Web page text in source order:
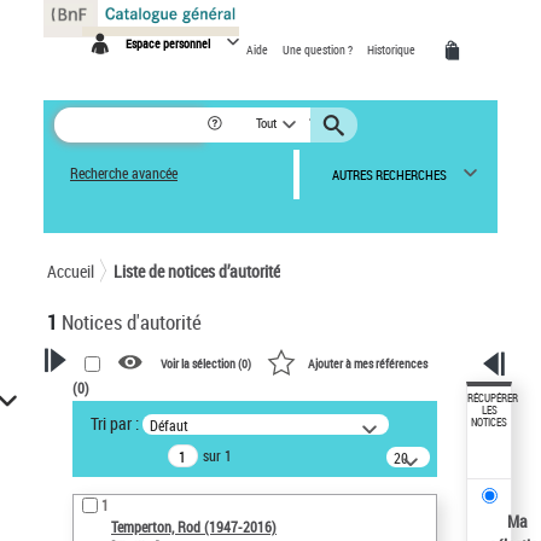
Espace personnel Aide Une question ? Historique
Tout
Recherche avancée AUTRES RECHERCHES
Accueil Liste de notices d’autorité
1 Notices d'autorité
VOTRE RECHERCHE
Recherche avancée dans les
notices d’autorité
Œuvres liées à l'auteur :
Temperton, Rod (1947-2016)
Voir la sélection (0) Ajouter à mes références
(0)
Tri par : Défaut
sur 1
20
résultats/page
1
Temperton, Rod (1947-2016)
RÉCUPÉRER
LES
NOTICES
Ma
Panneau de gestion des cookies